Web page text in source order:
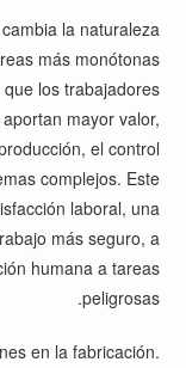
la naturaleza
más monótonas
los trabajadores
mayor valor,
el control
complejos. Este
laboral, una
más seguro, a
humana a tareas
peligrosas.
en la fabricación.